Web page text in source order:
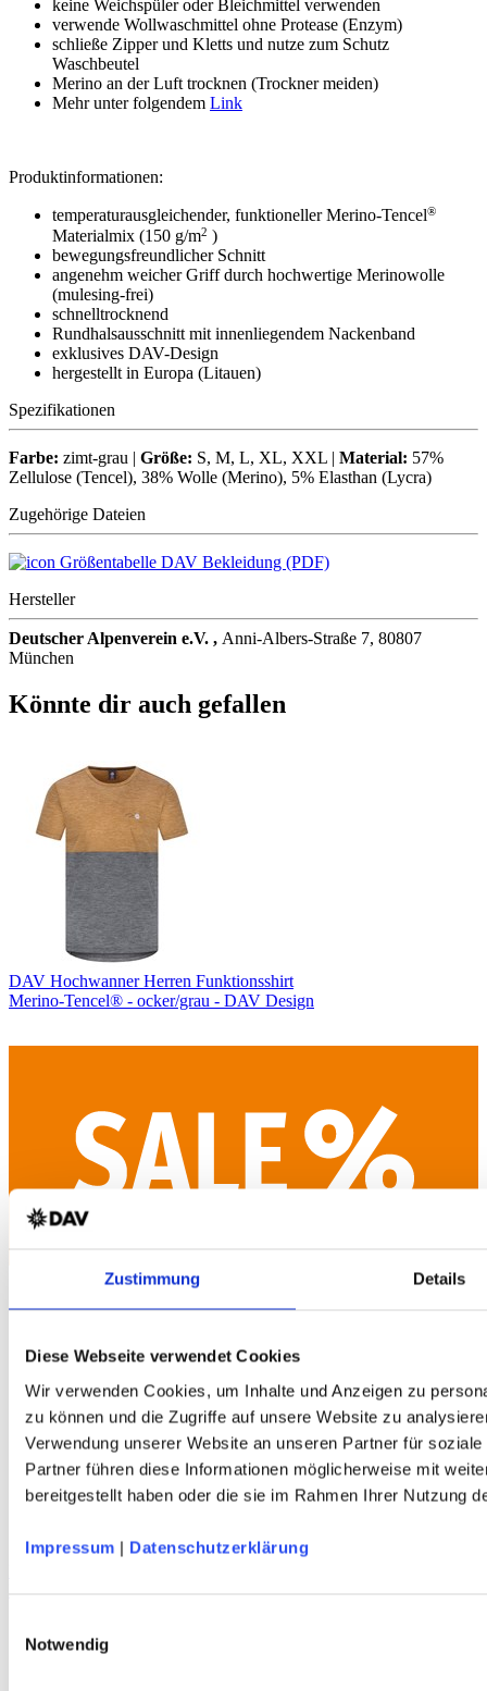
Zustimmung Details
Diese Webseite verwendet Cookies
Wir verwenden Cookies, um Inhalte und Anzeigen zu
zu können und die Zugriffe auf unsere Website zu
Verwendung unserer Website an unseren Partner für
Partner führen diese Informationen möglicherweise mit
bereitgestellt haben oder die sie im Rahmen Ihrer Nutzung
Impressum | Datenschutzerklärung
Notwendig
keine Weichspüler oder Bleichmittel verwenden
verwende Wollwaschmittel ohne Protease (Enzym)
schließe Zipper und Kletts und nutze zum Schutz
Waschbeutel
Merino an der Luft trocknen (Trockner meiden)
Mehr unter folgendem Link
Produktinformationen:
temperaturausgleichender, funktioneller Merino-Tencel®
Materialmix (150 g/m2 )
bewegungsfreundlicher Schnitt
angenehm weicher Griff durch hochwertige Merinowolle
(mulesing-frei)
schnelltrocknend
Rundhalsausschnitt mit innenliegendem Nackenband
exklusives DAV-Design
hergestellt in Europa (Litauen)
Spezifikationen
Farbe: zimt-grau | Größe: S, M, L, XL, XXL | Material: 57%
Zellulose (Tencel), 38% Wolle (Merino), 5% Elasthan (Lycra)
Zugehörige Dateien
Größentabelle DAV Bekleidung (PDF)
Hersteller
Deutscher Alpenverein e.V. , Anni-Albers-Straße 7, 80807
München
Könnte dir auch gefallen
DAV Hochwanner Herren Funktionsshirt
Merino-Tencel® - ocker/grau - DAV Design
DAV Blauberge Herren Langarmshirt
Merino-Tencel® - grau